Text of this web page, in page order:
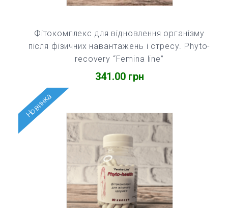
341.00 грн
Фітокомплекс для відновлення організму
після фізичних навантажень і стресу. Phyto-
recovery “Femina line”
Новинка